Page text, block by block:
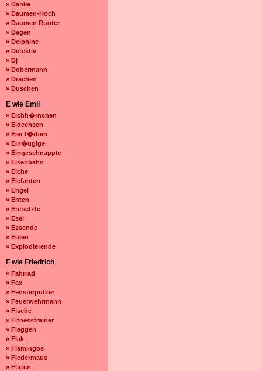
» Danke
» Daumen-Hoch
» Daumen Runter
» Degen
» Delphine
» Detektiv
» Dj
» Dobermann
» Drachen
» Duschen
E wie Emil
» Eichh�rnchen
» Eidechsen
» Eier f�rben
» Ein�ugige
» Eingeschnappte
» Eisenbahn
» Elche
» Elefanten
» Engel
» Enten
» Entsetzte
» Esel
» Essende
» Eulen
» Explodierende
F wie Friedrich
» Fahrrad
» Fax
» Fensterputzer
» Feuerwehrmann
» Fische
» Fitnesstrainer
» Flaggen
» Flak
» Flamingos
» Fledermaus
» Flirten